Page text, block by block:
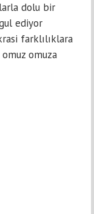
dolu bir
ediyor
farklılıklara
omuza